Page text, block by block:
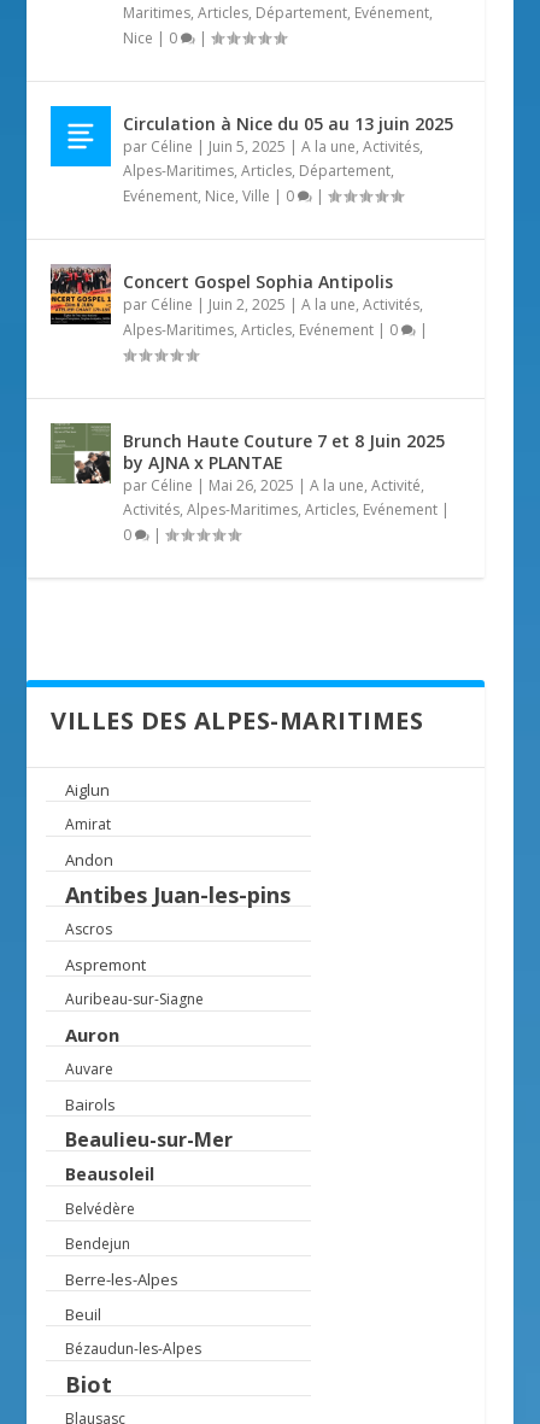
Maritimes,Articles, Département, Evénement,
Nice | 0 |
Circulation à Nice du 05 au 13 juin 2025
par Céline | Juin 5, 2025 |A la une,Activités,
Alpes-Maritimes,Articles, Département,
Evénement, Nice,Ville | 0 |
Concert Gospel Sophia Antipolis
par Céline | Juin 2, 2025 |A la une,Activités,
Alpes-Maritimes,Articles, Evénement | 0 |
Brunch Haute Couture 7 et 8 Juin 2025
by AJNA x PLANTAE
par Céline | Mai 26, 2025 |A la une,Activité,
Activités,Alpes-Maritimes,Articles, Evénement |
0
|
VILLES DES ALPES-MARITIMES
Aiglun
Amirat
Andon
Antibes Juan-les-pins
Ascros
Aspremont
Auribeau-sur-Siagne
Auron
Auvare
Bairols
Beaulieu-sur-Mer
Beausoleil
Belvédère
Bendejun
Berre-les-Alpes
Beuil
Bézaudun-les-Alpes
Biot
Blausasc